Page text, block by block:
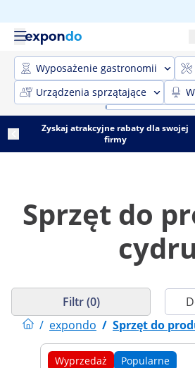
Wyposażenie gastronomii
Urządzenia sprzątające
Zyskaj atrakcyjne rabaty dla swojej
firmy
Sprzęt do
/ expondo / Sprzęt do
Filtr (0)
Wyprzedaż Popularne